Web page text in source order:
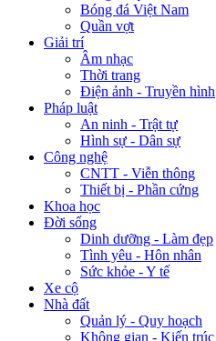
Bóng đá Việt Nam
Quần vợt
Giải trí
Âm nhạc
Thời trang
Điện ảnh - Truyền hình
Pháp luật
An ninh - Trật tự
Hình sự - Dân sự
Công nghệ
CNTT - Viễn thông
Thiết bị - Phần cứng
Khoa học
Đời sống
Dinh dưỡng - Làm đẹp
Tình yêu - Hôn nhân
Sức khỏe - Y tế
Xe cộ
Nhà đất
Quản lý - Quy hoạch
Không gian - Kiến trúc